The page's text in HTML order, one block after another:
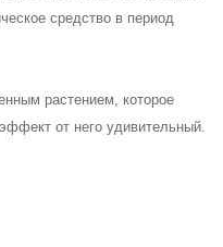
средство в период
растением, которое
от него удивительный.